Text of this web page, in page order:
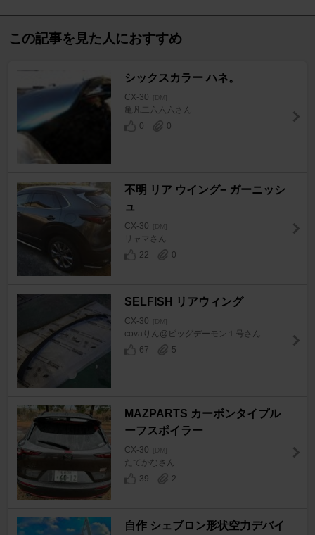
この記事を見た人におすすめ
シックスカラー ハネ。
CX-30 [DM]
亀凡二六六六さん
0
0
不明 リア ウイング− ガーニッシ
ュ
CX-30 [DM]
リャマさん
22
0
SELFISH リアウィング
CX-30 [DM]
covaりん@ビッグデーモン１号さん
67
5
MAZPARTS カーボンタイプル
ーフスポイラー
CX-30 [DM]
たてかなさん
39
2
自作 シェブロン形状空力デバイ